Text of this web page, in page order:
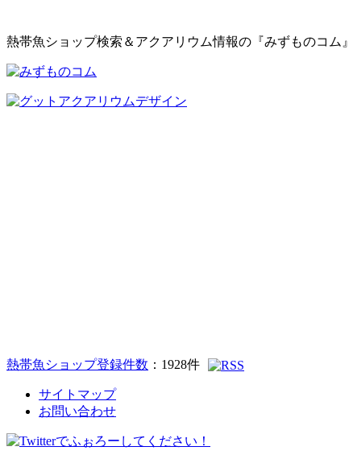
熱帯魚ショップ検索＆アクアリウム情報の『みずものコム』
熱帯魚ショップ登録件数 ： 1928件
サイトマップ
お問い合わせ